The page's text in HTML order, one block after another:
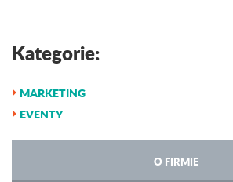
Kategorie:
MARKETING
EVENTY
O FIRMIE